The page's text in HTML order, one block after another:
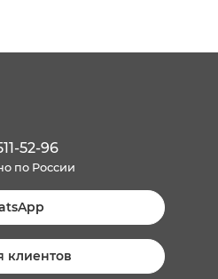
52-96
по России
клиентов